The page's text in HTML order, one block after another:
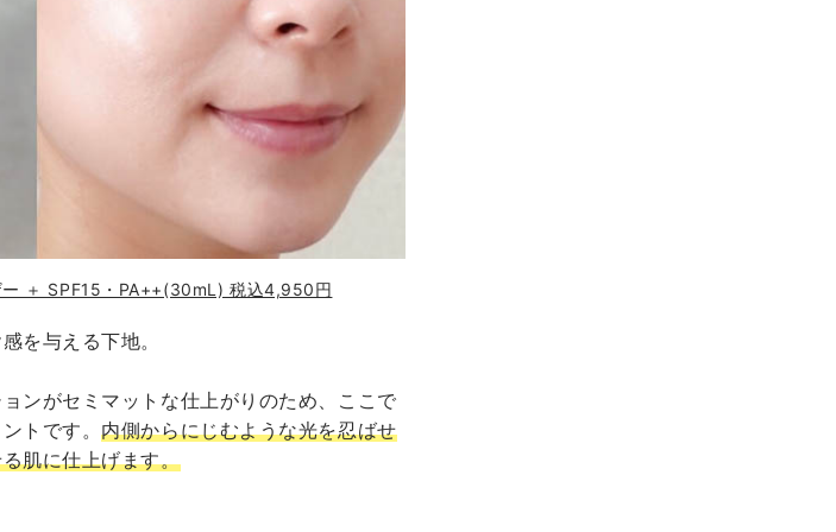
ー ＋ SPF15・PA++(30mL) 税込4,950円
を与える下地。
ンがセミマットな仕上がりのため、ここで
トです。内側からにじむような光を忍ばせ
肌に仕上げます。